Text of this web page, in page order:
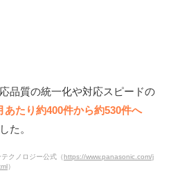
品質の統一化や対応スピードの
あたり約400件から約530件へ
た。
クノロジー公式（https://www.panasonic.com/j
）